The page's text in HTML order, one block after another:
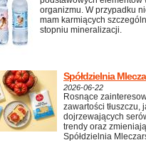
organizmu. W przypadku
mam karmiących
stopniu mineralizacji.
Spółdzielnia
2026-06-22
Rosnące
zawartości tłuszczu,
dojrzewających
trendy oraz
Spółdzielnia